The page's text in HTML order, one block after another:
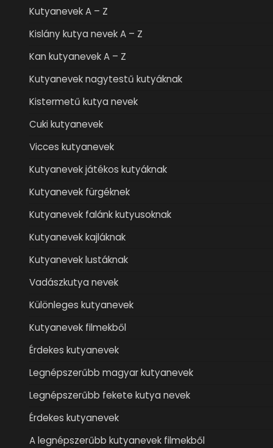
Kutyanevek A – Z
Kislány kutya nevek A – Z
Kan kutyanevek A – Z
Kutyanevek nagytestű kutyáknak
Kistermetű kutya nevek
Cuki kutyanevek
Vicces kutyanevek
Kutyanevek játékos kutyáknak
Kutyanevek fürgéknek
Kutyanevek falánk kutyusoknak
Kutyanevek kajláknak
Kutyanevek lustáknak
Vadászkutya nevek
Különleges kutyanevek
Kutyanevek filmekből
Érdekes kutyanevek
Legnépszerűbb magyar kutyanevek
Legnépszerűbb fekete kutya nevek
Érdekes kutyanevek
A legnépszerűbb kutyanevek filmekből